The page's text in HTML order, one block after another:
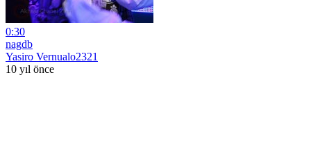
0:30
nagdb
Yasiro Vernualo2321
10 yıl önce